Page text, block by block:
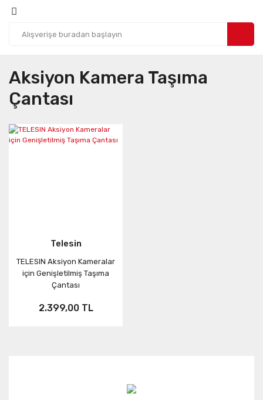
Aksiyon Kamera Taşıma
Çantası
Telesin
TELESIN Aksiyon Kameralar
için Genişletilmiş Taşıma
Çantası
2.399,00 TL